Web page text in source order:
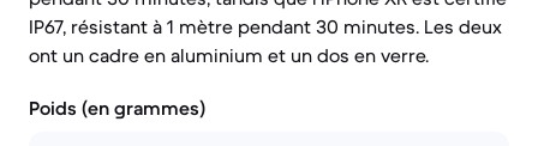
IP67, résistant à 1 mètre pendant 30 minutes. Les deux
ont un cadre en aluminium et un dos en verre.
Poids (en grammes)